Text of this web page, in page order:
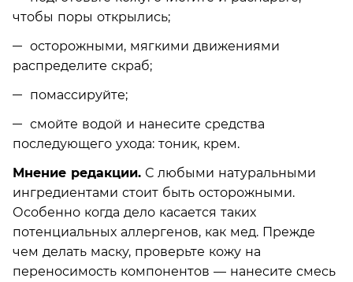
чтобы поры открылись;
осторожными, мягкими движениями
распределите скраб;
помассируйте;
смойте водой и нанесите средства
последующего ухода: тоник, крем.
Мнение редакции. С любыми натуральными
ингредиентами стоит быть осторожными.
Особенно когда дело касается таких
потенциальных аллергенов, как мед. Прежде
чем делать маску, проверьте кожу на
переносимость компонентов — нанесите смесь